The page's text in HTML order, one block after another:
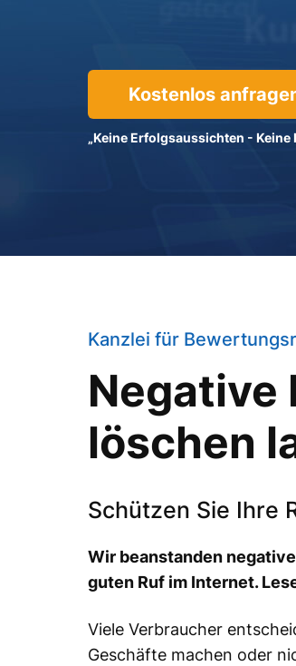
Kostenlos
„Keine Erfolgsaussichten - Keine
Kanzlei für
Negative
löschen
Schützen Sie Ihre
Wir beanstanden
guten Ruf im Internet.
Viele Verbraucher
Geschäfte machen oder